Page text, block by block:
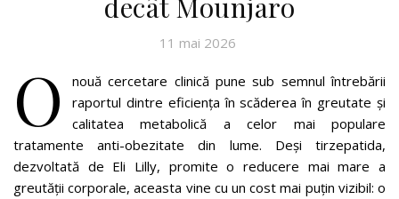
decât Mounjaro
11 mai 2026
O
nouă cercetare clinică pune sub semnul întrebării
raportul dintre eficiența în scăderea în greutate și
calitatea metabolică a celor mai populare
tratamente anti-obezitate din lume. Deși tirzepatida,
dezvoltată de Eli Lilly, promite o reducere mai mare a
greutății corporale, aceasta vine cu un cost mai puțin vizibil: o